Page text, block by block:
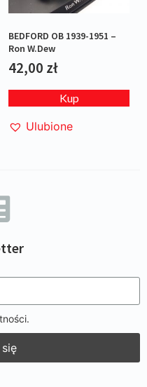
BEDFORD OB 1939-1951 –
Ron W.Dew
42,00 zł
Kup
Ulubione